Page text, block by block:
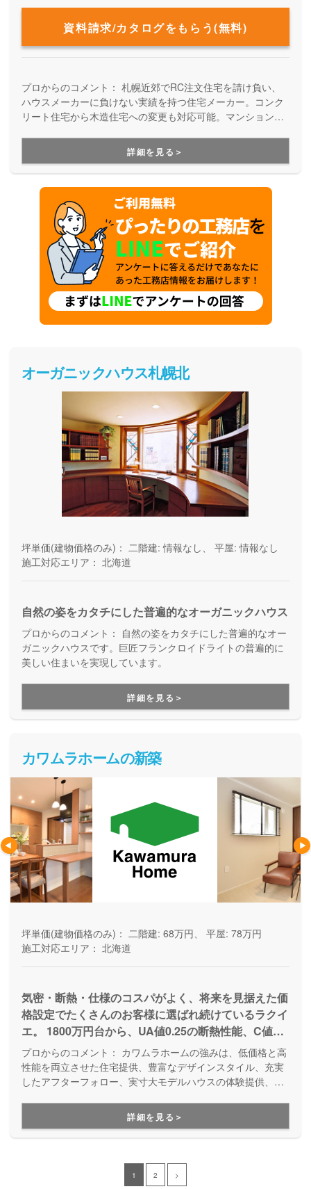
資料請求/カタログをもらう(無料)
プロからのコメント： 札幌近郊でRC注文住宅を請け負い、
ハウスメーカーに負けない実績を持つ住宅メーカー。コンク
リート住宅から木造住宅への変更も対応可能。マンション工
は、耐久性が高く長く愛着が持てる住まいを実現します。
詳細を見る＞
オーガニックハウス札幌北
坪単価(建物価格のみ)： 二階建: 情報なし、 平屋: 情報なし
施工対応エリア： 北海道
自然の姿をカタチにした普遍的なオーガニックハウス
プロからのコメント： 自然の姿をカタチにした普遍的なオー
ガニックハウスです。巨匠フランクロイドライトの普遍的に
美しい住まいを実現しています。
詳細を見る＞
カワムラホームの新築
坪単価(建物価格のみ)： 二階建: 68万円、 平屋: 78万円
施工対応エリア： 北海道
気密・断熱・仕様のコスパがよく、将来を見据えた価
格設定でたくさんのお客様に選ばれ続けているラクイ
エ。 1800万円台から、UA値0.25の断熱性能、C値平
均は0.37の高気密・高断熱な家を全棟気密測定検査を
行いご提供している人気商品。 自分達の暮らしに合
わせた自由設計はもちろん、平屋から5LDKまで多彩
ランまで豊富なご提案が可能です。
プロからのコメント： カワムラホームの強みは、低価格と高
性能を両立させた住宅提供、豊富なデザインスタイル、充実
したアフターフォロー、実寸大モデルハウスの体験提供、そ
により、顧客に高い満足度を提供しています。
詳細を見る＞
1 2 >